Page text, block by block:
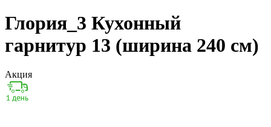
Глория_3 Кухонный
гарнитур 13 (ширина 240 см)
Акция